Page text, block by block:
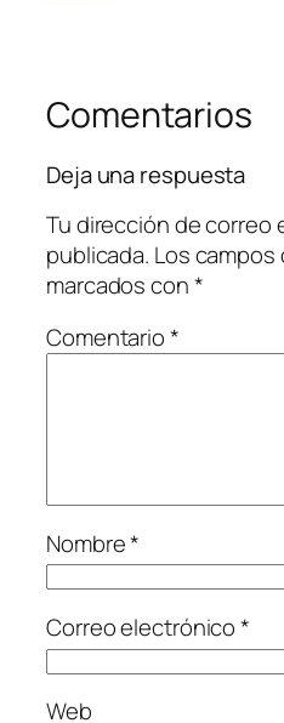
Comentarios
Deja una respuesta
Tu dirección de correo
publicada. Los
marcados con*
Comentario*
Nombre*
Correo electrónico*
Web